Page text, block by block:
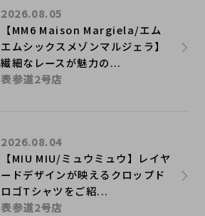
【MM6 Maison Margiela/エム
エムシックスメゾンマルジェラ】
繊細なレースが魅力の...
2026.08.05
表参道2号店
【MIU MIU/ミュウミュウ】レイヤ
ードデザインが映えるクロップド
ロゴTシャツをご紹...
2026.08.04
表参道2号店